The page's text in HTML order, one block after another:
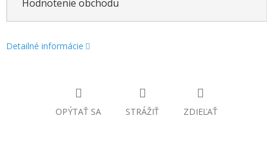
Hodnotenie obchodu
Detailné informácie
OPÝTAŤ SA STRÁŽIŤ ZDIEĽAŤ